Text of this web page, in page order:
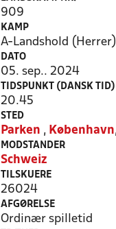
909
KAMP
A-Landshold
DATO
05. sep.. 2024
TIDSPUNKT (DANSK TID)
20.45
STED
Parken , København,
MODSTANDER
Schweiz
TILSKUERE
26024
AFGØRELSE
Ordinær spilletid